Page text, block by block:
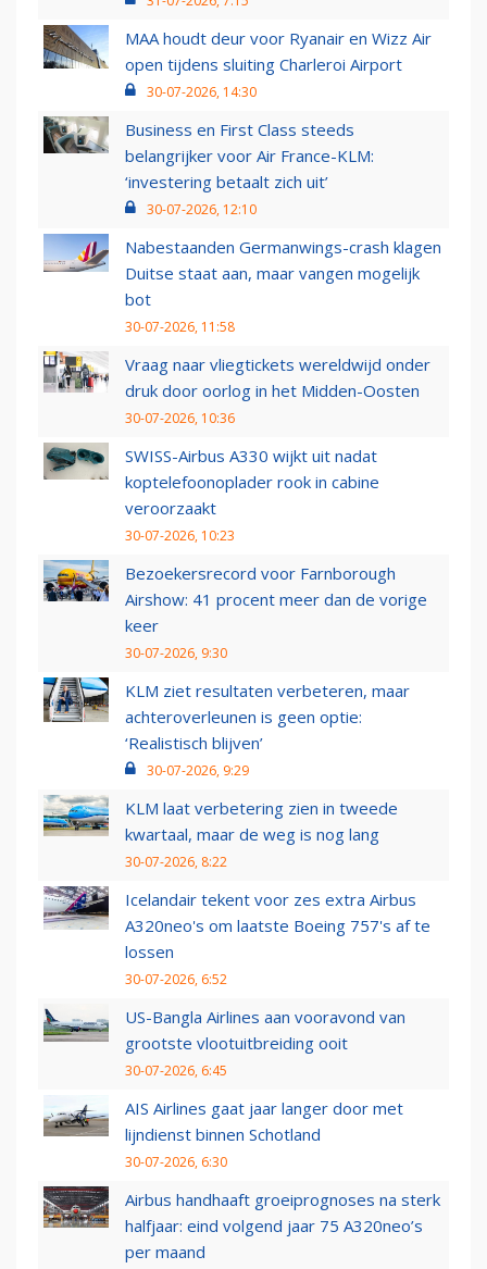
MAA houdt deur voor Ryanair en Wizz Air
open tijdens sluiting Charleroi Airport
30-07-2026, 14:30
Business en First Class steeds
belangrijker voor Air France-KLM:
‘investering betaalt zich uit’
30-07-2026, 12:10
Nabestaanden Germanwings-crash klagen
Duitse staat aan, maar vangen mogelijk
bot
30-07-2026, 11:58
Vraag naar vliegtickets wereldwijd onder
druk door oorlog in het Midden-Oosten
30-07-2026, 10:36
SWISS-Airbus A330 wijkt uit nadat
koptelefoonoplader rook in cabine
veroorzaakt
30-07-2026, 10:23
Bezoekersrecord voor Farnborough
Airshow: 41 procent meer dan de vorige
keer
30-07-2026, 9:30
KLM ziet resultaten verbeteren, maar
achteroverleunen is geen optie:
‘Realistisch blijven’
30-07-2026, 9:29
KLM laat verbetering zien in tweede
kwartaal, maar de weg is nog lang
30-07-2026, 8:22
Icelandair tekent voor zes extra Airbus
A320neo's om laatste Boeing 757's af te
lossen
30-07-2026, 6:52
US-Bangla Airlines aan vooravond van
grootste vlootuitbreiding ooit
30-07-2026, 6:45
AIS Airlines gaat jaar langer door met
lijndienst binnen Schotland
30-07-2026, 6:30
Airbus handhaaft groeiprognoses na sterk
halfjaar: eind volgend jaar 75 A320neo’s
per maand